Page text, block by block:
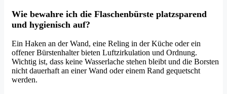
Wie bewahre ich die Flaschenbürste platzsparend
und hygienisch auf?
Ein Haken an der Wand, eine Reling in der Küche oder ein
offener Bürstenhalter bieten Luftzirkulation und Ordnung.
Wichtig ist, dass keine Wasserlache stehen bleibt und die Borsten
nicht dauerhaft an einer Wand oder einem Rand gequetscht
werden.